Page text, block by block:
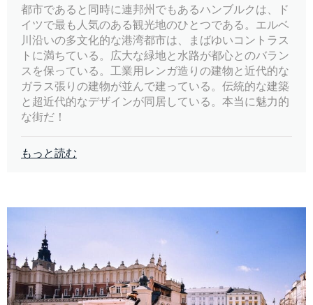
都市であると同時に連邦州でもあるハンブルクは、ド
イツで最も人気のある観光地のひとつである。エルベ
川沿いの多文化的な港湾都市は、まばゆいコントラス
トに満ちている。広大な緑地と水路が都心とのバラン
スを保っている。工業用レンガ造りの建物と近代的な
ガラス張りの建物が並んで建っている。伝統的な建築
と超近代的なデザインが同居している。本当に魅力的
な街だ！
もっと読む